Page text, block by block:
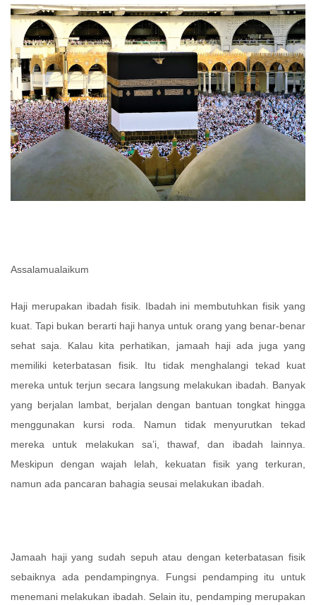
Assalamualaikum
Haji merupakan ibadah fisik. Ibadah ini membutuhkan fisik yang
kuat. Tapi bukan berarti haji hanya untuk orang yang benar-benar
sehat saja. Kalau kita perhatikan, jamaah haji ada juga yang
memiliki keterbatasan fisik. Itu tidak menghalangi tekad kuat
mereka untuk terjun secara langsung melakukan ibadah. Banyak
yang berjalan lambat, berjalan dengan bantuan tongkat hingga
menggunakan kursi roda. Namun tidak menyurutkan tekad
mereka untuk melakukan sa’i, thawaf, dan ibadah lainnya.
Meskipun dengan wajah lelah, kekuatan fisik yang terkuran,
namun ada pancaran bahagia seusai melakukan ibadah.
Jamaah haji yang sudah sepuh atau dengan keterbatasan fisik
sebaiknya ada pendampingnya. Fungsi pendamping itu untuk
menemani melakukan ibadah. Selain itu, pendamping merupakan